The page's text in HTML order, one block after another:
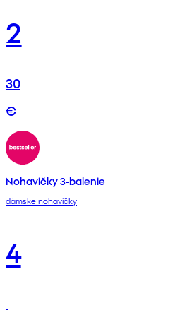
2
30
€
Nohavičky 3-balenie
dámske nohavičky
4